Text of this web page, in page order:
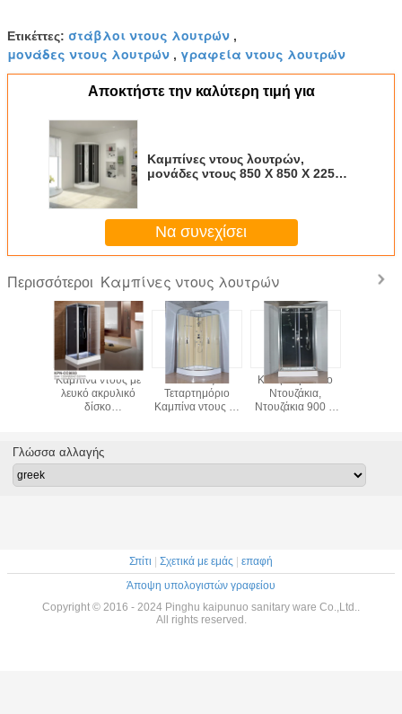
Ετικέττες: στάβλοι ντους λουτρών ,
μονάδες ντους λουτρών , γραφεία ντους λουτρών
Αποκτήστε την καλύτερη τιμή για
Καμπίνες ντους λουτρών,
μονάδες ντους 850 X 850 X 2250
Να συνεχίσει
Περισσότεροι Καμπίνες ντους λουτρών
Καμπίνα ντους με
λευκό ακρυλικό
δίσκο
Κύκλος
Τεταρτημόριο
Καμπίνα ντους με
Κουζίνα μπάνιο
Ντουζάκια,
Ντουζάκια 900 X
Γλώσσα αλλαγής
Σπίτι | Σχετικά με εμάς | επαφή
Άποψη υπολογιστών γραφείου
Copyright © 2016 - 2024 Pinghu kaipunuo sanitary ware Co.,Ltd..
All rights reserved.